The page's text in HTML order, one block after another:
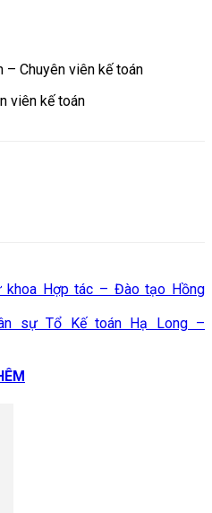
Chuyên viên kế toán
viên kế toán
khoa Hợp tác – Đào tạo Hồng
sự Tổ Kế toán Hạ Long –